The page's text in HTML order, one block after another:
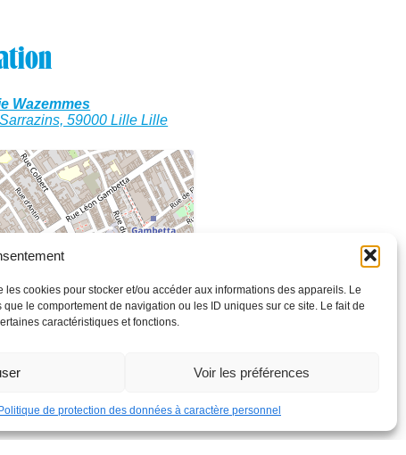
cookies pour stocker et/ou accéder aux informations des appareils. Le
le comportement de navigation ou les ID uniques sur ce site. Le fait de
caractéristiques et fonctions.
Voir les préférences
Politique de protection des données à caractère personnel
Wazemmes
59000 Lille Lille
Leaflet| ©OpenStreetMapcontributors